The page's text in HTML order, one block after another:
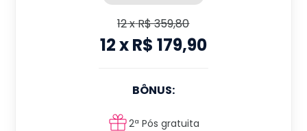
12xR$ 359,80
12xR$ 179,90
BÔNUS:
2ª Pós gratuita